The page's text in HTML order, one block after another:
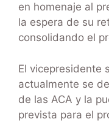
en homenaje al
la espera de su
consolidando el
El vicepresidente
actualmente se
de las ACA y la
prevista para el